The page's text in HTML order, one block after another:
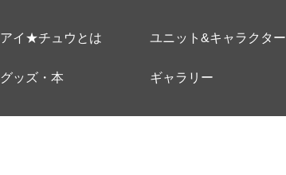
アイ★チュウとは ユニット&キャラクター
グッズ・本 ギャラリー